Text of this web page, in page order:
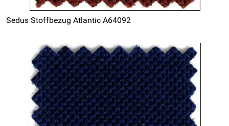
Sedus Stoffbezug Atlantic A64092